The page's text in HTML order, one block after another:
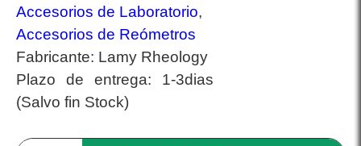
Accesorios de Laboratorio,
Accesorios de Reómetros
Fabricante: Lamy Rheology
Plazo de entrega: 1-3dias
(Salvo fin Stock)